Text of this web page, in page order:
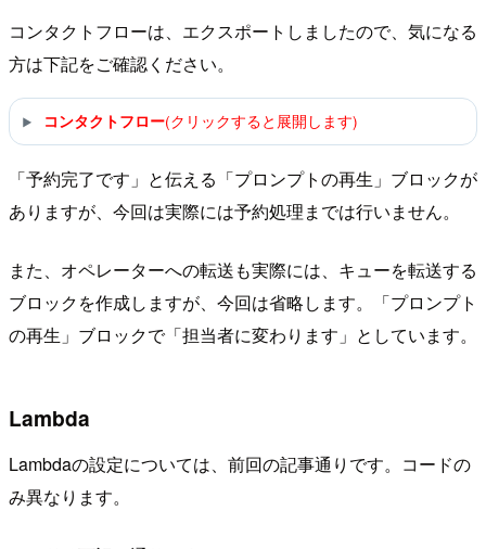
コンタクトフローは、エクスポートしましたので、気になる
方は下記をご確認ください。
コンタクトフロー(クリックすると展開します)
「予約完了です」と伝える「プロンプトの再生」ブロックが
ありますが、今回は実際には予約処理までは行いません。
また、オペレーターへの転送も実際には、キューを転送する
ブロックを作成しますが、今回は省略します。「プロンプト
の再生」ブロックで「担当者に変わります」としています。
Lambda
Lambdaの設定については、前回の記事通りです。コードの
み異なります。